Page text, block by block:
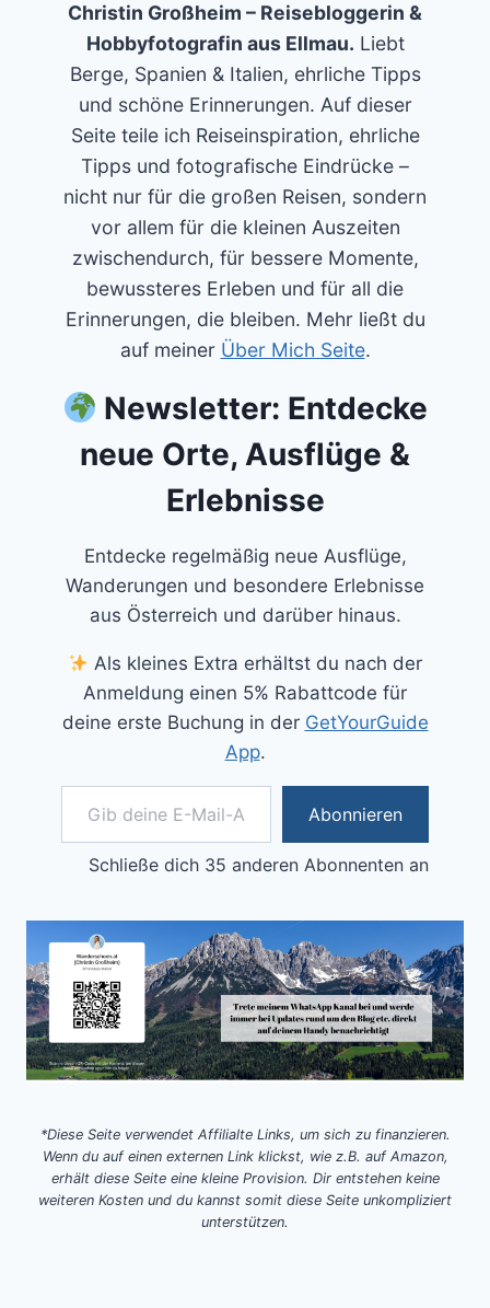
Christin Großheim – Reisebloggerin &
Hobbyfotografin aus Ellmau. Liebt
Berge, Spanien & Italien, ehrliche Tipps
und schöne Erinnerungen. Auf dieser
Seite teile ich Reiseinspiration, ehrliche
Tipps und fotografische Eindrücke –
nicht nur für die großen Reisen, sondern
vor allem für die kleinen Auszeiten
zwischendurch, für bessere Momente,
bewussteres Erleben und für all die
Erinnerungen, die bleiben. Mehr ließt du
auf meiner Über Mich Seite.
Newsletter: Entdecke
neue Orte, Ausflüge &
Erlebnisse
Entdecke regelmäßig neue Ausflüge,
Wanderungen und besondere Erlebnisse
aus Österreich und darüber hinaus.
Als kleines Extra erhältst du nach der
Anmeldung einen 5% Rabattcode für
deine erste Buchung in der GetYourGuide
App.
Gib deine E-Mail-Adresse ein ...
Abonnieren
Schließe dich 35 anderen Abonnenten an
*Diese Seite verwendet Affilialte Links, um sich zu finanzieren.
Wenn du auf einen externen Link klickst, wie z.B. auf Amazon,
erhält diese Seite eine kleine Provision. Dir entstehen keine
weiteren Kosten und du kannst somit diese Seite unkompliziert
unterstützen.